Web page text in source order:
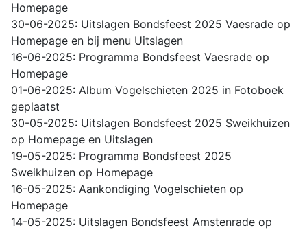
Homepage
30-06-2025: Uitslagen Bondsfeest 2025 Vaesrade op
Homepage en bij menu Uitslagen
16-06-2025: Programma Bondsfeest Vaesrade op
Homepage
01-06-2025: Album Vogelschieten 2025 in Fotoboek
geplaatst
30-05-2025: Uitslagen Bondsfeest 2025 Sweikhuizen
op Homepage en Uitslagen
19-05-2025: Programma Bondsfeest 2025
Sweikhuizen op Homepage
16-05-2025: Aankondiging Vogelschieten op
Homepage
14-05-2025: Uitslagen Bondsfeest Amstenrade op